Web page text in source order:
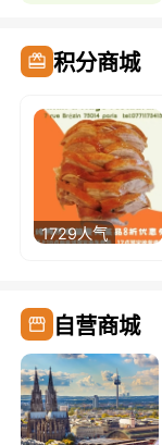
积分商城
1729人气
自营商城